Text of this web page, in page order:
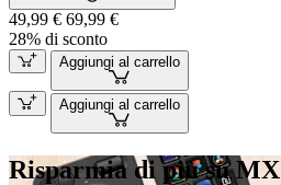
49,99 € 69,99 €
28% di sconto
Aggiungi al carrello
Aggiungi al carrello
Risparmia di più su MX